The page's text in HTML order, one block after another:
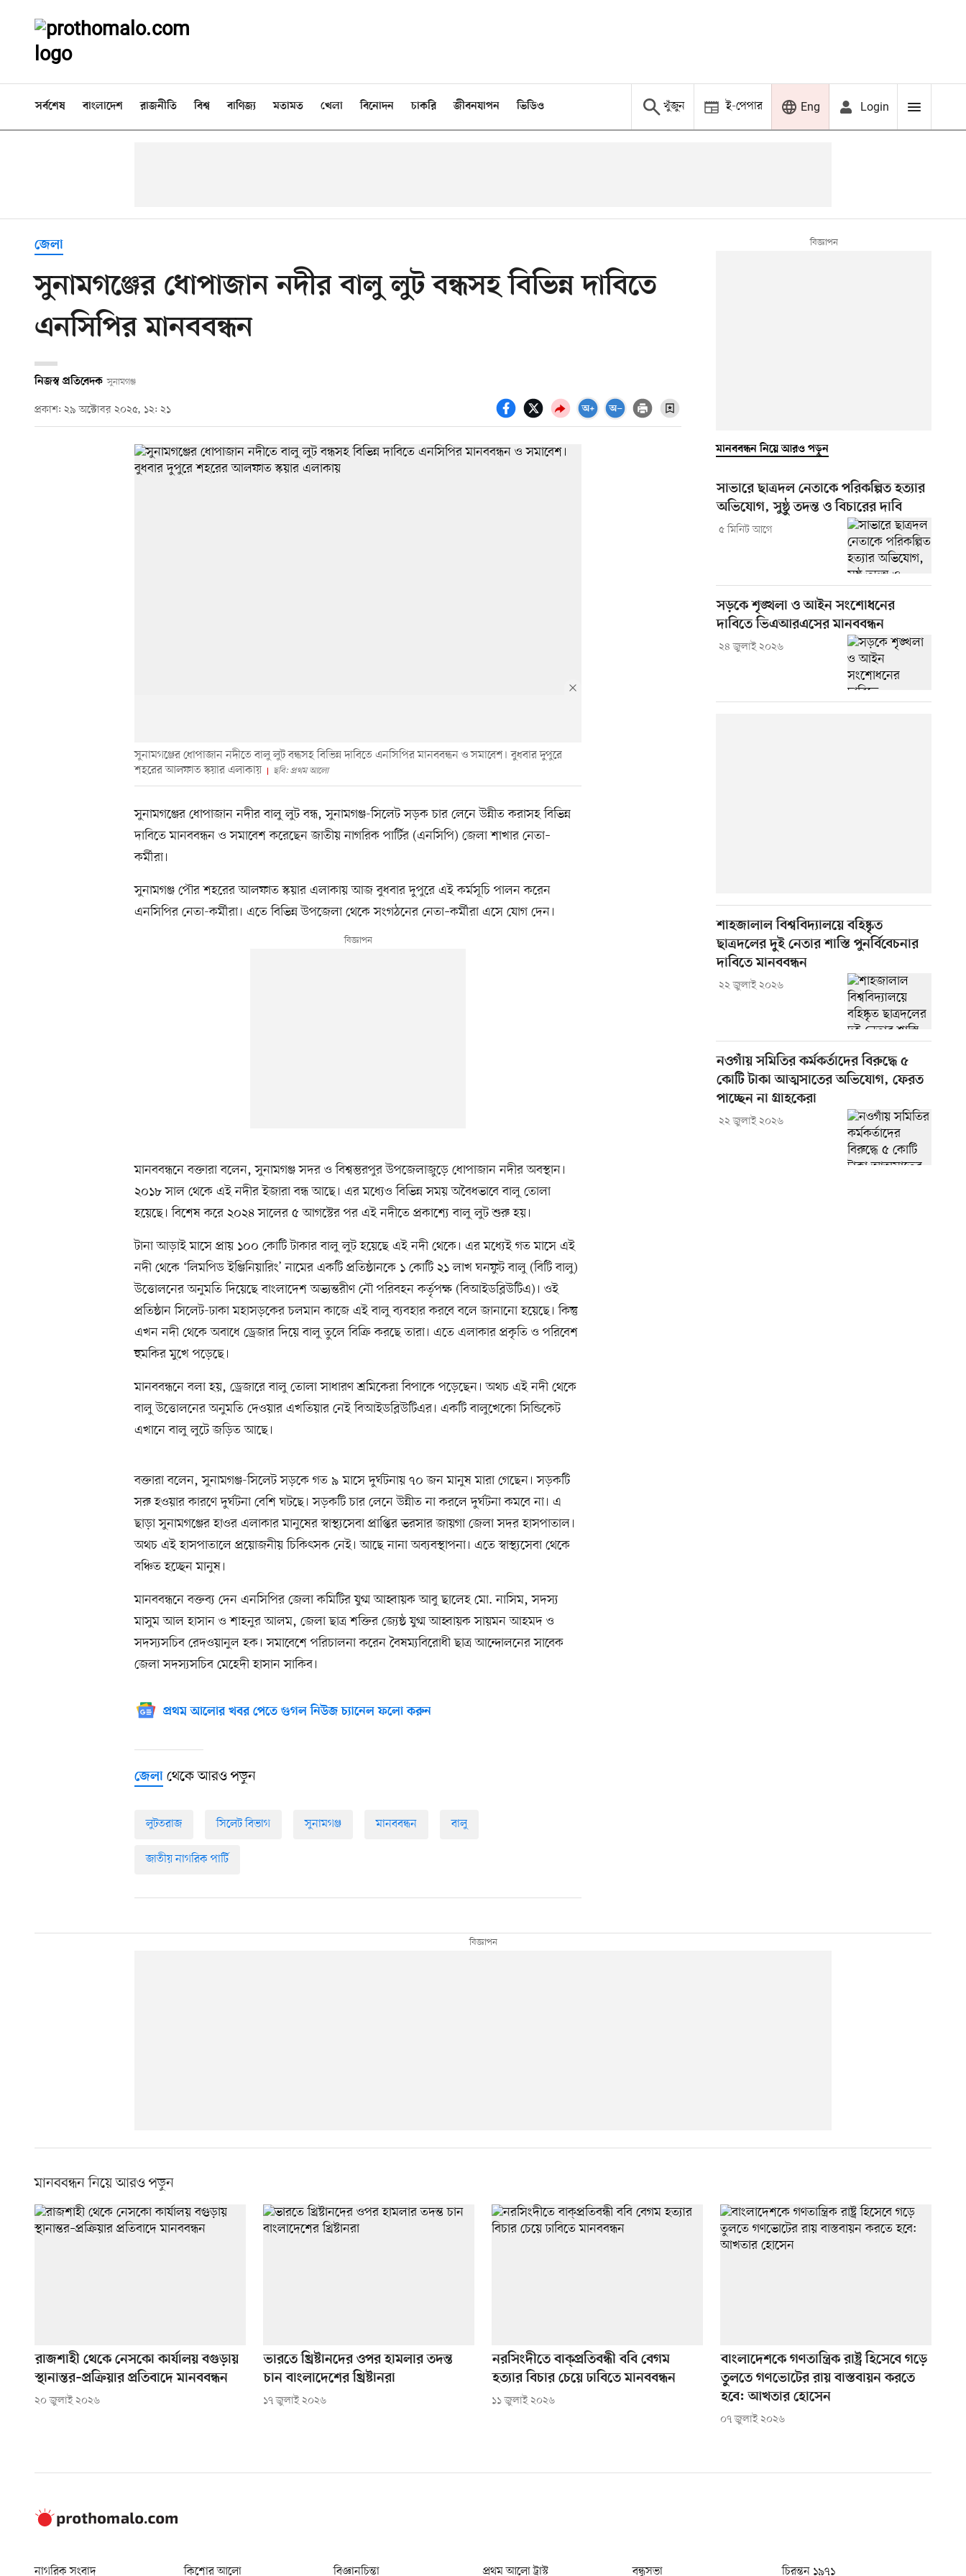
সর্বশেষ বাংলাদেশ রাজনীতি বিশ্ব বাণিজ্য মতামত খেলা বিনোদন চাকরি জীবনযাপন ভিডিও খুঁজুন ই-পেপার Eng Login
জেলা
সুনামগঞ্জের ধোপাজান নদীর বালু লুট বন্ধসহ বিভিন্ন দাবিতে
এনসিপির মানববন্ধন
নিজস্ব প্রতিবেদক সুনামগঞ্জ
প্রকাশ: ২৯ অক্টোবর ২০২৫, ১২: ২১
সুনামগঞ্জের ধোপাজান নদীতে বালু লুট বন্ধসহ বিভিন্ন দাবিতে এনসিপির মানববন্ধন ও সমাবেশ। বুধবার দুপুরে
শহরের আলফাত স্কয়ার এলাকায়
ছবি: প্রথম আলো
সুনামগঞ্জের ধোপাজান নদীর বালু লুট বন্ধ, সুনামগঞ্জ-সিলেট সড়ক চার লেনে উন্নীত করাসহ বিভিন্ন
দাবিতে মানববন্ধন ও সমাবেশ করেছেন জাতীয় নাগরিক পার্টির (এনসিপি) জেলা শাখার নেতা–
কর্মীরা।
সুনামগঞ্জ পৌর শহরের আলফাত স্কয়ার এলাকায় আজ বুধবার দুপুরে এই কর্মসূচি পালন করেন
এনসিপির নেতা-কর্মীরা। এতে বিভিন্ন উপজেলা থেকে সংগঠনের নেতা–কর্মীরা এসে যোগ দেন।
মানববন্ধনে বক্তারা বলেন, সুনামগঞ্জ সদর ও বিশ্বম্ভরপুর উপজেলাজুড়ে ধোপাজান নদীর অবস্থান।
২০১৮ সাল থেকে এই নদীর ইজারা বন্ধ আছে। এর মধ্যেও বিভিন্ন সময় অবৈধভাবে বালু তোলা
হয়েছে। বিশেষ করে ২০২৪ সালের ৫ আগস্টের পর এই নদীতে প্রকাশ্যে বালু লুট শুরু হয়।
টানা আড়াই মাসে প্রায় ১০০ কোটি টাকার বালু লুট হয়েছে এই নদী থেকে। এর মধ্যেই গত মাসে এই
নদী থেকে ‘লিমপিড ইঞ্জিনিয়ারিং’ নামের একটি প্রতিষ্ঠানকে ১ কোটি ২১ লাখ ঘনফুট বালু (বিটি বালু)
উত্তোলনের অনুমতি দিয়েছে বাংলাদেশ অভ্যন্তরীণ নৌ পরিবহন কর্তৃপক্ষ (বিআইডব্লিউটিএ)। ওই
প্রতিষ্ঠান সিলেট-ঢাকা মহাসড়কের চলমান কাজে এই বালু ব্যবহার করবে বলে জানানো হয়েছে। কিন্তু
এখন নদী থেকে অবাধে ড্রেজার দিয়ে বালু তুলে বিক্রি করছে তারা। এতে এলাকার প্রকৃতি ও পরিবেশ
হুমকির মুখে পড়েছে।
মানববন্ধনে বলা হয়, ড্রেজারে বালু তোলা সাধারণ শ্রমিকেরা বিপাকে পড়েছেন। অথচ এই নদী থেকে
বালু উত্তোলনের অনুমতি দেওয়ার এখতিয়ার নেই বিআইডব্লিউটিএর। একটি বালুখেকো সিন্ডিকেট
এখানে বালু লুটে জড়িত আছে।
বক্তারা বলেন, সুনামগঞ্জ-সিলেট সড়কে গত ৯ মাসে দুর্ঘটনায় ৭০ জন মানুষ মারা গেছেন। সড়কটি
সরু হওয়ার কারণে দুর্ঘটনা বেশি ঘটছে। সড়কটি চার লেনে উন্নীত না করলে দুর্ঘটনা কমবে না। এ
ছাড়া সুনামগঞ্জের হাওর এলাকার মানুষের স্বাস্থ্যসেবা প্রাপ্তির ভরসার জায়গা জেলা সদর হাসপাতাল।
অথচ এই হাসপাতালে প্রয়োজনীয় চিকিৎসক নেই। আছে নানা অব্যবস্থাপনা। এতে স্বাস্থ্যসেবা থেকে
বঞ্চিত হচ্ছেন মানুষ।
মানববন্ধনে বক্তব্য দেন এনসিপির জেলা কমিটির যুগ্ম আহ্বায়ক আবু ছালেহ মো. নাসিম, সদস্য
মাসুম আল হাসান ও শাহনুর আলম, জেলা ছাত্র শক্তির জ্যেষ্ঠ যুগ্ম আহ্বায়ক সায়মন আহমদ ও
সদস্যসচিব রেদওয়ানুল হক। সমাবেশে পরিচালনা করেন বৈষম্যবিরোধী ছাত্র আন্দোলনের সাবেক
জেলা সদস্যসচিব মেহেদী হাসান সাকিব।
প্রথম আলোর খবর পেতে গুগল নিউজ চ্যানেল ফলো করুন
জেলা থেকে আরও পড়ুন
লুটতরাজ সিলেট বিভাগ সুনামগঞ্জ মানববন্ধন বালু
জাতীয় নাগরিক পার্টি
মানববন্ধন নিয়ে আরও পড়ুন
সাভারে ছাত্রদল নেতাকে পরিকল্পিত হত্যার
অভিযোগ, সুষ্ঠু তদন্ত ও বিচারের দাবি
৫ মিনিট আগে
সড়কে শৃঙ্খলা ও আইন সংশোধনের
দাবিতে ভিএআরএসের মানববন্ধন
২৪ জুলাই ২০২৬
শাহজালাল বিশ্ববিদ্যালয়ে বহিষ্কৃত
ছাত্রদলের দুই নেতার শাস্তি পুনর্বিবেচনার
দাবিতে মানববন্ধন
২২ জুলাই ২০২৬
নওগাঁয় সমিতির কর্মকর্তাদের বিরুদ্ধে ৫
কোটি টাকা আত্মসাতের অভিযোগ, ফেরত
পাচ্ছেন না গ্রাহকেরা
২২ জুলাই ২০২৬
মানববন্ধন নিয়ে আরও পড়ুন
রাজশাহী থেকে নেসকো কার্যালয় বগুড়ায়
স্থানান্তর–প্রক্রিয়ার প্রতিবাদে মানববন্ধন
২০ জুলাই ২০২৬
ভারতে খ্রিষ্টানদের ওপর হামলার তদন্ত
চান বাংলাদেশের খ্রিষ্টানরা
১৭ জুলাই ২০২৬
নরসিংদীতে বাক্প্রতিবন্ধী ববি বেগম
হত্যার বিচার চেয়ে ঢাবিতে মানববন্ধন
১১ জুলাই ২০২৬
বাংলাদেশকে গণতান্ত্রিক রাষ্ট্র হিসেবে গড়ে
তুলতে গণভোটের রায় বাস্তবায়ন করতে
হবে: আখতার হোসেন
০৭ জুলাই ২০২৬
নাগরিক সংবাদ কিশোর আলো বিজ্ঞানচিন্তা প্রথম আলো ট্রাস্ট বন্ধুসভা চিরন্তন ১৯৭১